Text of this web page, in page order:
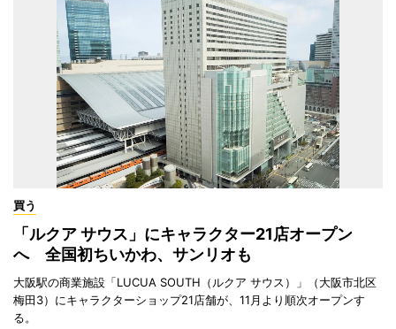
買う
「ルクア サウス」にキャラクター21店オープン
へ 全国初ちいかわ、サンリオも
大阪駅の商業施設「LUCUA SOUTH（ルクア サウス）」（大阪市北区
梅田3）にキャラクターショップ21店舗が、11月より順次オープンす
る。